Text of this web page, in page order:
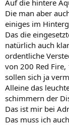
Auf die hintere
Die man aber
einiges im
Das die
natürlich auch
ordentliche
von 200 Red
sollen sich ja
Alleine das
schimmern der
Das ist mir bei
Das muss ich